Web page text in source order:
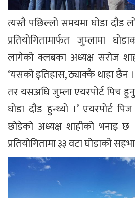
त्यस्तै पछिल्लो समयमा घोडा दौड
प्रतियोगितामार्फत जुम्लामा
लागेको क्लबका अध्यक्ष सरोज
‘यसको इतिहास, ठ्याक्कै थाहा छैन ।
तर यसअघि जुम्ला एयरपोर्ट पिच
घोडा दौड हुन्थ्यो ।’ एयरपोर्ट
छोडेको अध्यक्ष शाहीको भनाइ
प्रतियोगितामा ३३ वटा घोडाको